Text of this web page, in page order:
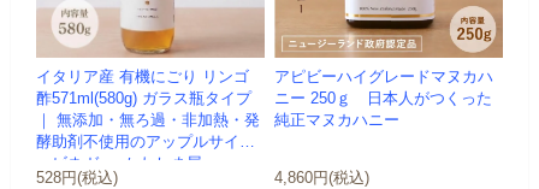
イタリア産 有機にごり リンゴ
酢571ml(580g) ガラス瓶タイプ
｜ 無添加・無ろ過・非加熱・発
酵助剤不使用のアップルサイダ
ービネガー -かわしま屋-
528円(税込)
アピビーハイグレードマヌカハ
ニー 250ｇ 日本人がつくった
純正マヌカハニー
4,860円(税込)